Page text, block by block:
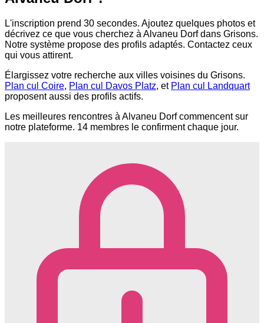
L'inscription prend 30 secondes. Ajoutez quelques photos et
décrivez ce que vous cherchez à Alvaneu Dorf dans Grisons.
Notre système propose des profils adaptés. Contactez ceux
qui vous attirent.
Élargissez votre recherche aux villes voisines du Grisons.
Plan cul Coire, Plan cul Davos Platz, et Plan cul Landquart
proposent aussi des profils actifs.
Les meilleures rencontres à Alvaneu Dorf commencent sur
notre plateforme. 14 membres le confirment chaque jour.